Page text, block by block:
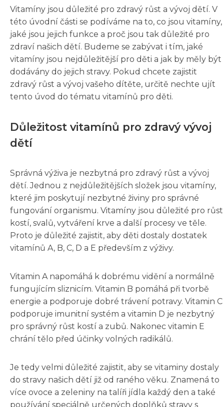
Vitamíny jsou důležité pro zdravý růst a vývoj dětí. V
této úvodní části se podíváme na to, co jsou vitamíny,
jaké jsou jejich funkce a proč jsou tak důležité pro
zdraví našich dětí. Budeme se zabývat i tím, jaké
vitamíny jsou nejdůležitější pro děti a jak by měly být
dodávány do jejich stravy. Pokud chcete zajistit
zdravý růst a vývoj vašeho dítěte, určitě nechte ujít
tento úvod do tématu vitamínů pro děti.
Důležitost vitamínů pro zdravý vývoj
dětí
Správná výživa je nezbytná pro zdravý růst a vývoj
dětí. Jednou z nejdůležitějších složek jsou vitamíny,
které jim poskytují nezbytné živiny pro správné
fungování organismu. Vitamíny jsou důležité pro růst
kostí, svalů, vytváření krve a další procesy ve těle.
Proto je důležité zajistit, aby děti dostaly dostatek
vitamínů A, B, C, D a E především z výživy.
Vitamin A napomáhá k dobrému vidění a normálně
fungujícím sliznicím. Vitamin B pomáhá při tvorbě
energie a podporuje dobré trávení potravy. Vitamin C
podporuje imunitní systém a vitamin D je nezbytný
pro správný růst kostí a zubů. Nakonec vitamin E
chrání tělo před účinky volných radikálů.
Je tedy velmi důležité zajistit, aby se vitaminy dostaly
do stravy našich dětí již od raného věku. Znamená to
více ovoce a zeleniny na talíři jídla každý den a také
používání speciálně určených doplňků stravy s